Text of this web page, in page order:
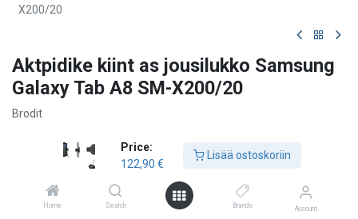
Price:
122,90 €
Lisää ostoskoriin
Home Search Brands Account
X200/20
Aktpidike kiint as jousilukko Samsung
Galaxy Tab A8 SM-X200/20
Brodit
€
Lisää ostoskoriin